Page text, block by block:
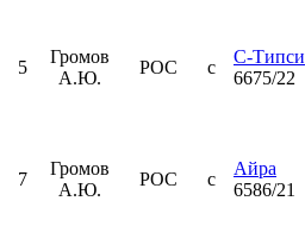
5
Громов
А.Ю.
РОС с
С-Типси
6675/22
7
Громов
А.Ю.
РОС с
Айра
6586/21